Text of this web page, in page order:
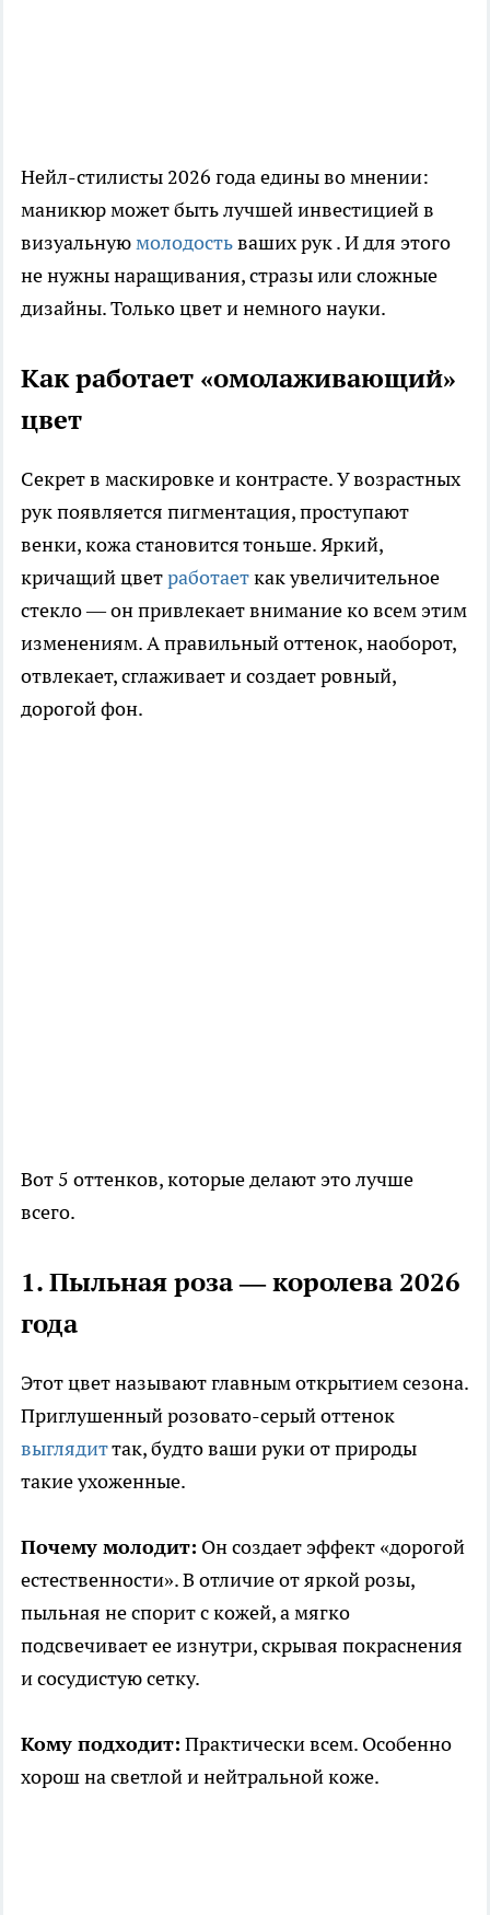
Нейл-стилисты 2026 года едины во мнении:
маникюр может быть лучшей инвестицией в
визуальнуюмолодостьваших рук . И для этого
не нужны наращивания, стразы или сложные
дизайны. Только цвет и немного науки.
Как работает «омолаживающий»
цвет
Секрет в маскировке и контрасте. У возрастных
рук появляется пигментация, проступают
венки, кожа становится тоньше. Яркий,
кричащий цветработаеткак увеличительное
стекло — он привлекает внимание ко всем этим
изменениям. А правильный оттенок, наоборот,
отвлекает, сглаживает и создает ровный,
дорогой фон.
Вот 5 оттенков, которые делают это лучше
всего.
1. Пыльная роза — королева 2026
года
Этот цвет называют главным открытием сезона.
Приглушенный розовато-серый оттенок
выглядиттак, будто ваши руки от природы
такие ухоженные.
Почему молодит: Он создает эффект «дорогой
естественности». В отличие от яркой розы,
пыльная не спорит с кожей, а мягко
подсвечивает ее изнутри, скрывая покраснения
и сосудистую сетку.
Кому подходит: Практически всем. Особенно
хорош на светлой и нейтральной коже.